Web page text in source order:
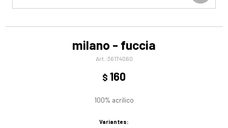
milano - fuccia
36174060
$ 160
100% acrilico
Variantes: